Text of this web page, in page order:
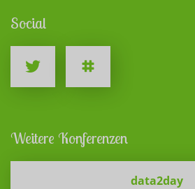
Social
Weitere Konferenzen
data2day